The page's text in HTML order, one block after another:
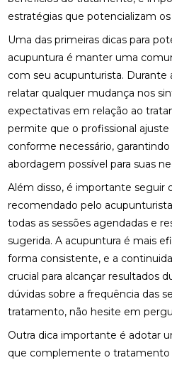
estratégias que potencializam
Uma das primeiras dicas para
acupuntura é manter uma
com seu acupunturista. Durante
relatar qualquer mudança nos
expectativas em relação ao
permite que o profissional
conforme necessário,
abordagem possível para suas
Além disso, é importante seguir
recomendado pelo
todas as sessões agendadas e
sugerida. A acupuntura é mais
forma consistente, e a
crucial para alcançar resultados
dúvidas sobre a frequência das
tratamento, não hesite em
Outra dica importante é adotar
que complemente o tratamento
FISIOTERAPIA NO PÉ PARA ALÍVIO E RECUPERAÇÃO
EFICIENTE
FISIOTERAPIA NO PÉ:
FISIOTERAPIA OCULAR:
FISIOTERAPIA OCULAR: BENEFÍCIOS E
TRATAMENTOS PARA A
FISIOTERAPIA OCULAR: BENEFÍCIOS E
TRATAMENTOS
DOS SEUS OLHOS E
VISUAL
FISIOTERAPIA OCULAR:
FISIOTERAPIA OCULAR: MELHORES PRÁTICAS E
BENEFÍCIOS
SAÚDE DOS OLHOS E
VISUAL